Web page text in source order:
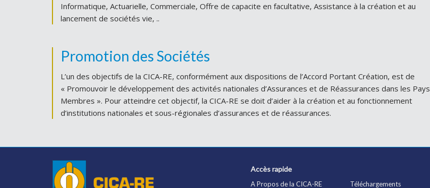
Informatique, Actuarielle, Commerciale, Offre de capacite en facultative, Assistance à la création et au
lancement de sociétés vie, ..
Promotion des Sociétés
L’un des objectifs de la CICA-RE, conformément aux dispositions de l’Accord Portant Création, est de
« Promouvoir le développement des activités nationales d’Assurances et de Réassurances dans les Pays
Membres ». Pour atteindre cet objectif, la CICA-RE se doit d’aider à la création et au fonctionnement
d’institutions nationales et sous-régionales d’assurances et de réassurances.
Accès rapide
A Propos de la CICA-RE Téléchargements